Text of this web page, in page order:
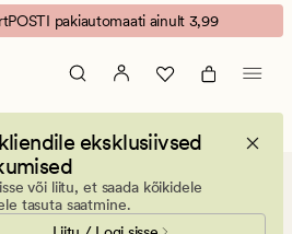
pakiautomaati ainult 3,99
eksklusiivsed
või liitu, et saada kõikidele
tasuta saatmine.
Tavapuuvillased voodipesukomplektid